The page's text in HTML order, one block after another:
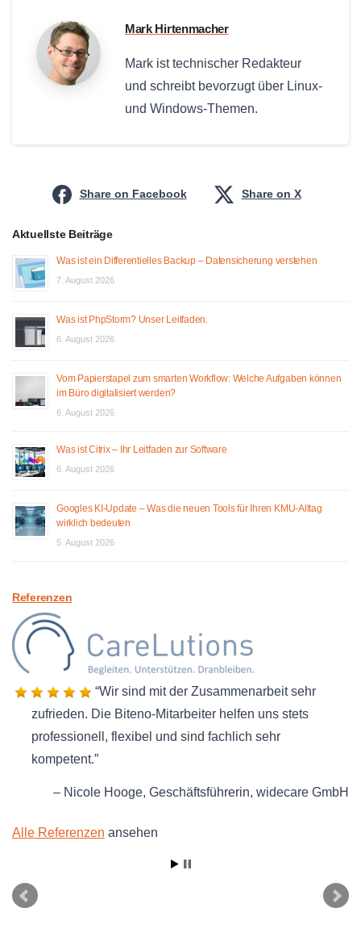
Mark Hirtenmacher
Mark ist technischer Redakteur
und schreibt bevorzugt über Linux-
und Windows-Themen.
Share on Facebook Share on X
Aktuellste Beiträge
Was ist ein Differentielles Backup – Datensicherung verstehen
7. August 2026
Was ist PhpStorm? Unser Leitfaden.
6. August 2026
Vom Papierstapel zum smarten Workflow: Welche Aufgaben können
im Büro digitalisiert werden?
6. August 2026
Was ist Citrix – Ihr Leitfaden zur Software
6. August 2026
Googles KI-Update – Was die neuen Tools für Ihren KMU-Alltag
wirklich bedeuten
5. August 2026
Referenzen
Wir sind mit der Zusammenarbeit sehr
zufrieden. Die Biteno-Mitarbeiter helfen uns stets
professionell, flexibel und sind fachlich sehr
kompetent.
Nicole Hooge Geschäftsführerin widecare GmbH
Alle Referenzen ansehen